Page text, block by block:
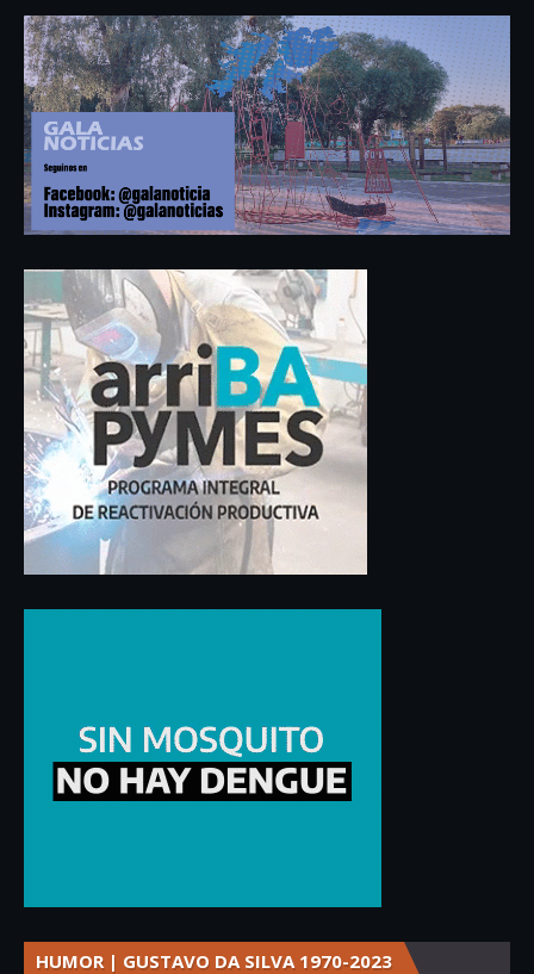
HUMOR | GUSTAVO DA SILVA 1970-2023